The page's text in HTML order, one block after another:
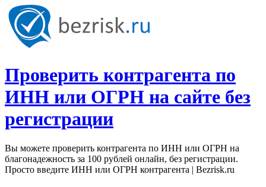
Проверить контрагента по
ИНН или ОГРН на сайте без
регистрации
Вы можете проверить контрагента по ИНН или ОГРН на
благонадежность за 100 рублей онлайн, без регистрации.
Просто введите ИНН или ОГРН контрагента | Bezrisk.ru